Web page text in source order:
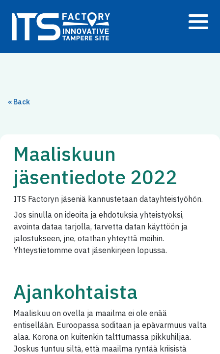
sisältöön
« Back
Maaliskuun
jäsentiedote 2022
ITS Factoryn jäseniä kannustetaan datayhteistyöhön.
Jos sinulla on ideoita ja ehdotuksia yhteistyöksi,
avointa dataa tarjolla, tarvetta datan käyttöön ja
jalostukseen, jne, otathan yhteyttä meihin.
Yhteystietomme ovat jäsenkirjeen lopussa.
Ajankohtaista
Maaliskuu on ovella ja maailma ei ole enää
entisellään. Euroopassa soditaan ja epävarmuus valta
alaa. Korona on kuitenkin talttumassa pikkuhiljaa.
Joskus tuntuu siltä, että maailma ryntää kriisistä